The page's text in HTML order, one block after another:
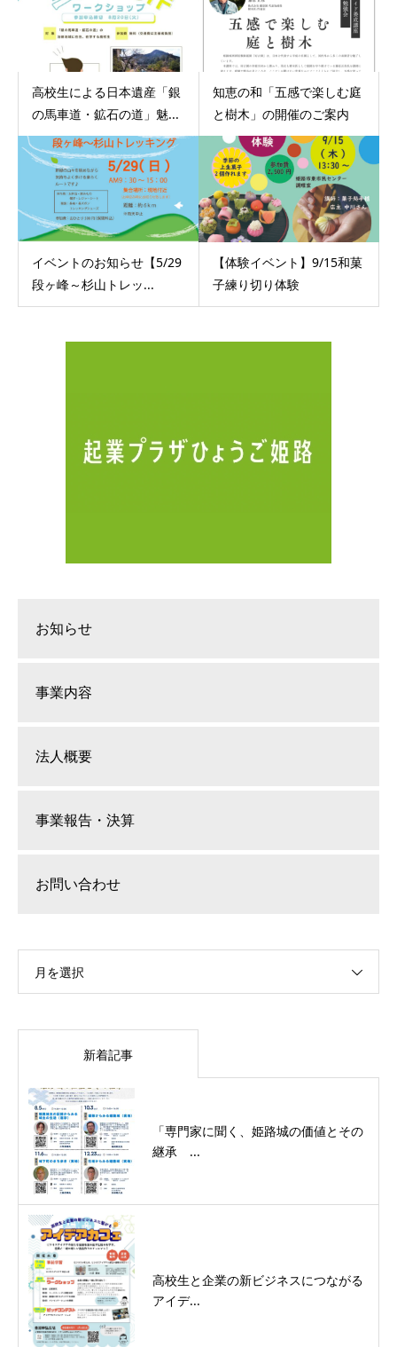
高校生による日本遺産「銀
の馬車道・鉱石の道」魅...
知恵の和「五感で楽しむ庭
と樹木」の開催のご案内
イベントのお知らせ【5/29
段ヶ峰～杉山トレッ...
【体験イベント】9/15和菓
子練り切り体験
お知らせ
事業内容
法人概要
事業報告・決算
お問い合わせ
月を選択
新着記事
「専門家に聞く、姫路城の価値とその
継承 ...
高校生と企業の新ビジネスにつながる
アイデ...